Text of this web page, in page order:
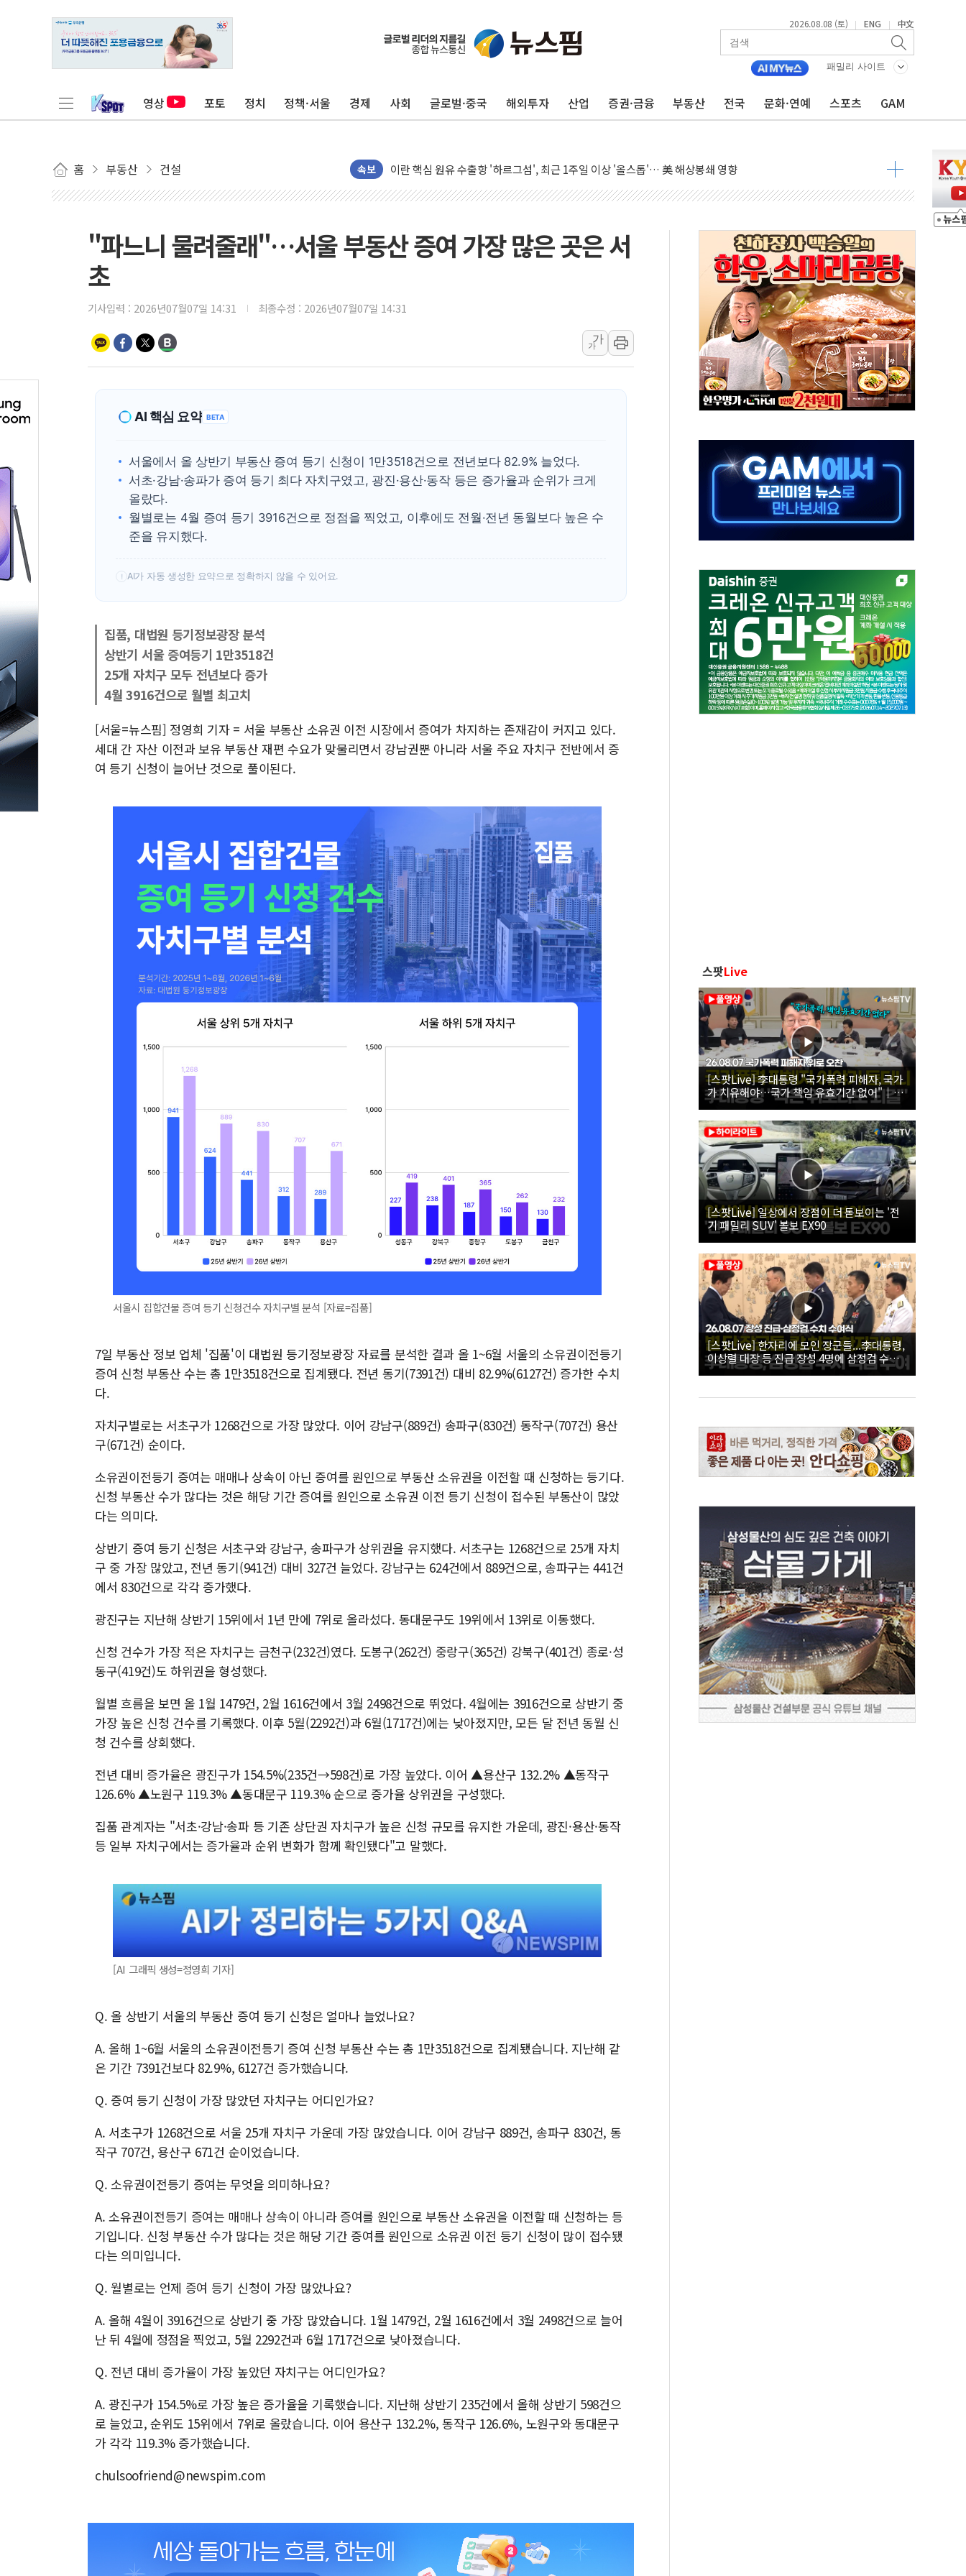
2026.08.08 (토) | ENG | 中文
패밀리 사이트
영상 포토 정치 정책·서울 경제 사회 글로벌·중국 해외투자 산업 증권·금융 부동산 전국 문화·연예 스포츠 GAM
홈 부동산 건설 속보
유럽증시, 美 고용 예상 밖 부진에 연준 금리 인상 가능성 낮아지며 상승… STOXX 600 지수는 나흘 연속 최고치
미 연준 매파 기세 꺾이나…고용 감소에 9월 동결 전망 우세
트럼프, 백신·자폐증 행정명령 검토…"이르면 다음 주"
美 항소법원, 백악관 무도회장 공사 중단 명령…트럼프 제동
美 고용 쇼크에 엔화 장중 급등…시장은 "또 개입했나" 촉각
[AI MY 뉴스] 뉴욕 반도체주 프리뷰...美 고용 쇼크에 반도체주 '활짝'
[종합] 美 7월 고용 2만3000명 감소 '쇼크'…9월 금리 인상 기대 후퇴
[사진] 이슬람 수니파 3개국, 공동방위협정 체결
뉴욕증시 개장 전 특징주...아틀라시안·클라우드플레어·태양광주↑ VS 트레이드데스크·웬디스↓
특정 정치인 측근 포항시 정책특보 내정설...포항시 '시끌'
李 "해남 태양광, 대한민국 다음 100년 밑거름…수도권 집중 완화 전환점"
李 대통령, '6시간 마라톤 부동산 2차 회의' 주재… "전폭적 공급 확대·속도전 총력"
"파느니 물려줄래"…서울 부동산 증여 가장 많은 곳은 서
초
기사입력 : 2026년07월07일 14:31 최종수정 : 2026년07월07일 14:31
가
가
AI 핵심 요약 BETA
서울에서 올 상반기 부동산 증여 등기 신청이 1만3518건으로 전년보다 82.9% 늘었다.
서초·강남·송파가 증여 등기 최다 자치구였고, 광진·용산·동작 등은 증가율과 순위가 크게
올랐다.
월별로는 4월 증여 등기 3916건으로 정점을 찍었고, 이후에도 전월·전년 동월보다 높은 수
준을 유지했다.
! AI가 자동 생성한 요약으로 정확하지 않을 수 있어요.
집품, 대법원 등기정보광장 분석
상반기 서울 증여등기 1만3518건
25개 자치구 모두 전년보다 증가
4월 3916건으로 월별 최고치
[서울=뉴스핌] 정영희 기자 = 서울 부동산 소유권 이전 시장에서 증여가 차지하는 존재감이 커지고 있다.
세대 간 자산 이전과 보유 부동산 재편 수요가 맞물리면서 강남권뿐 아니라 서울 주요 자치구 전반에서 증
여 등기 신청이 늘어난 것으로 풀이된다.
서울시 집합건물 증여 등기 신청건수 자치구별 분석 [자료=집품]
7일 부동산 정보 업체 '집품'이 대법원 등기정보광장 자료를 분석한 결과 올 1~6월 서울의 소유권이전등기
증여 신청 부동산 수는 총 1만3518건으로 집계됐다. 전년 동기(7391건) 대비 82.9%(6127건) 증가한 수치
다.
자치구별로는 서초구가 1268건으로 가장 많았다. 이어 강남구(889건) 송파구(830건) 동작구(707건) 용산
구(671건) 순이다.
소유권이전등기 증여는 매매나 상속이 아닌 증여를 원인으로 부동산 소유권을 이전할 때 신청하는 등기다.
신청 부동산 수가 많다는 것은 해당 기간 증여를 원인으로 소유권 이전 등기 신청이 접수된 부동산이 많았
다는 의미다.
상반기 증여 등기 신청은 서초구와 강남구, 송파구가 상위권을 유지했다. 서초구는 1268건으로 25개 자치
구 중 가장 많았고, 전년 동기(941건) 대비 327건 늘었다. 강남구는 624건에서 889건으로, 송파구는 441건
에서 830건으로 각각 증가했다.
광진구는 지난해 상반기 15위에서 1년 만에 7위로 올라섰다. 동대문구도 19위에서 13위로 이동했다.
신청 건수가 가장 적은 자치구는 금천구(232건)였다. 도봉구(262건) 중랑구(365건) 강북구(401건) 종로·성
동구(419건)도 하위권을 형성했다.
월별 흐름을 보면 올 1월 1479건, 2월 1616건에서 3월 2498건으로 뛰었다. 4월에는 3916건으로 상반기 중
가장 높은 신청 건수를 기록했다. 이후 5월(2292건)과 6월(1717건)에는 낮아졌지만, 모든 달 전년 동월 신
청 건수를 상회했다.
전년 대비 증가율은 광진구가 154.5%(235건→598건)로 가장 높았다. 이어 ▲용산구 132.2% ▲동작구
126.6% ▲노원구 119.3% ▲동대문구 119.3% 순으로 증가율 상위권을 구성했다.
집품 관계자는 "서초·강남·송파 등 기존 상단권 자치구가 높은 신청 규모를 유지한 가운데, 광진·용산·동작
등 일부 자치구에서는 증가율과 순위 변화가 함께 확인됐다"고 말했다.
[AI 그래픽 생성=정영희 기자]
Q. 올 상반기 서울의 부동산 증여 등기 신청은 얼마나 늘었나요?
A. 올해 1~6월 서울의 소유권이전등기 증여 신청 부동산 수는 총 1만3518건으로 집계됐습니다. 지난해 같
은 기간 7391건보다 82.9%, 6127건 증가했습니다.
Q. 증여 등기 신청이 가장 많았던 자치구는 어디인가요?
A. 서초구가 1268건으로 서울 25개 자치구 가운데 가장 많았습니다. 이어 강남구 889건, 송파구 830건, 동
작구 707건, 용산구 671건 순이었습니다.
Q. 소유권이전등기 증여는 무엇을 의미하나요?
A. 소유권이전등기 증여는 매매나 상속이 아니라 증여를 원인으로 부동산 소유권을 이전할 때 신청하는 등
기입니다. 신청 부동산 수가 많다는 것은 해당 기간 증여를 원인으로 소유권 이전 등기 신청이 많이 접수됐
다는 의미입니다.
Q. 월별로는 언제 증여 등기 신청이 가장 많았나요?
A. 올해 4월이 3916건으로 상반기 중 가장 많았습니다. 1월 1479건, 2월 1616건에서 3월 2498건으로 늘어
난 뒤 4월에 정점을 찍었고, 5월 2292건과 6월 1717건으로 낮아졌습니다.
Q. 전년 대비 증가율이 가장 높았던 자치구는 어디인가요?
A. 광진구가 154.5%로 가장 높은 증가율을 기록했습니다. 지난해 상반기 235건에서 올해 상반기 598건으
로 늘었고, 순위도 15위에서 7위로 올랐습니다. 이어 용산구 132.2%, 동작구 126.6%, 노원구와 동대문구
가 각각 119.3% 증가했습니다.
chulsoofriend@newspim.com
스팟Live
[스팟Live] 李대통령 "국가폭력 피해자, 국가
가 치유해야…국가 책임 유효기간 없어"｜
26.08.07 국가폭력 피해자 위로 오찬
[스팟Live] 일상에서 장점이 더 돋보이는 '전
기 패밀리 SUV' 볼보 EX90
[스팟Live] 한자리에 모인 장군들...李대통령,
이상렬 대장 등 진급 장성 4명에 삼정검 수치
직접 수여｜26.08.07 장성 진급·삼정검 수치